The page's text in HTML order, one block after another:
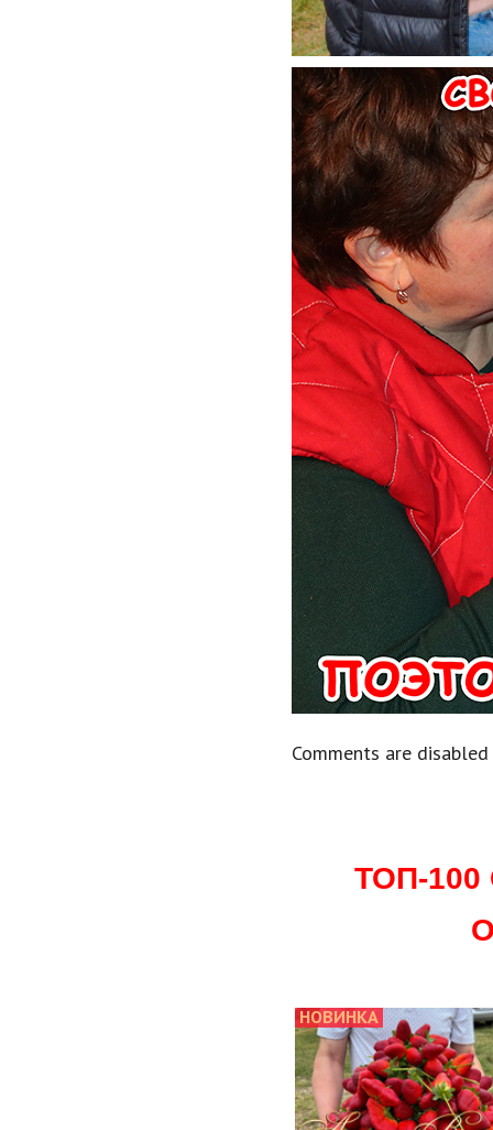
Comments are disabled
ТОП-
НОВИНКА